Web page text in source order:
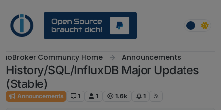
ioBroker Community Home Announcements
History/SQL/InfluxDB Major Updates
(Stable)
Announcements 1 1 1.6k 1